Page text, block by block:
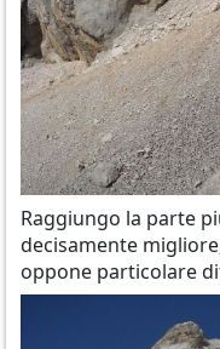
Raggiungo la parte
decisamente
oppone particolare